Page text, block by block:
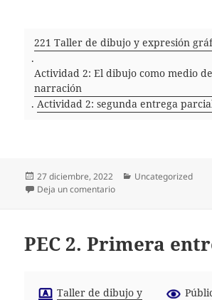
221 Taller de dibujo y expresión
.
Actividad 2: El dibujo como medio
narración
. Actividad 2: segunda entrega
Publicado
el
27 diciembre, 2022 Categorías
Uncategorized
Deja un comentarioen PEC 2. Segunda
PEC 2. Primera
Taller de dibujo y